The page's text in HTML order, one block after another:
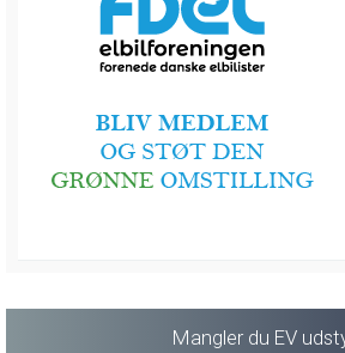
Mangler du EV